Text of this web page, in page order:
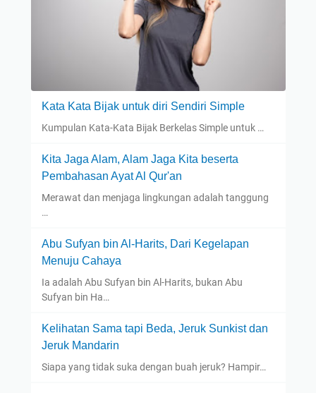
Kata Kata Bijak untuk diri Sendiri Simple
Kumpulan Kata-Kata Bijak Berkelas Simple untuk …
Kita Jaga Alam, Alam Jaga Kita beserta
Pembahasan Ayat Al Qur'an
Merawat dan menjaga lingkungan adalah tanggung
…
Abu Sufyan bin Al-Harits, Dari Kegelapan
Menuju Cahaya
Ia adalah Abu Sufyan bin Al-Harits, bukan Abu
Sufyan bin Ha…
Kelihatan Sama tapi Beda, Jeruk Sunkist dan
Jeruk Mandarin
Siapa yang tidak suka dengan buah jeruk? Hampir…